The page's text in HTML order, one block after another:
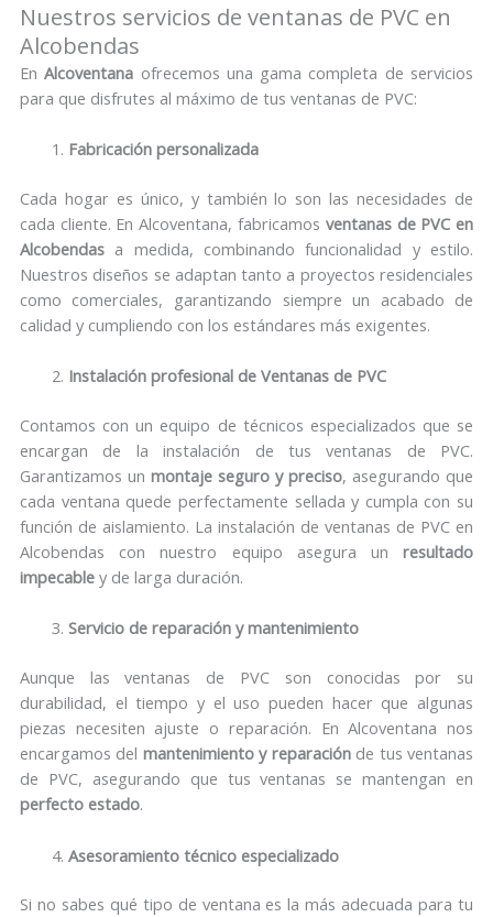
Nuestros servicios de ventanas de PVC en
Alcobendas
EnAlcoventana ofrecemos una gama completa de servicios
para que disfrutes al máximo de tus ventanas de PVC:
Fabricación personalizada
Cada hogar es único, y también lo son las necesidades de
cada cliente. En Alcoventana, fabricamos ventanas de PVC en
Alcobendasa medida, combinando funcionalidad y estilo.
Nuestros diseños se adaptan tanto a proyectos residenciales
como comerciales, garantizando siempre un acabado de
calidad y cumpliendo con los estándares más exigentes.
Instalación profesional de Ventanas de PVC
Contamos con un equipo de técnicos especializados que se
encargan de la instalación de tus ventanas de PVC.
Garantizamos un montaje seguro y preciso, asegurando que
cada ventana quede perfectamente sellada y cumpla con su
función de aislamiento. La instalación de ventanas de PVC en
Alcobendas con nuestro equipo asegura unresultado
impecabley de larga duración.
Servicio de reparación y mantenimiento
Aunque las ventanas de PVC son conocidas por su
durabilidad, el tiempo y el uso pueden hacer que algunas
piezas necesiten ajuste o reparación. En Alcoventana nos
encargamos del mantenimiento y reparación de tus ventanas
de PVC, asegurando que tus ventanas se mantengan en
perfecto estado.
Asesoramiento técnico especializado
Si no sabes qué tipo de ventana es la más adecuada para tu